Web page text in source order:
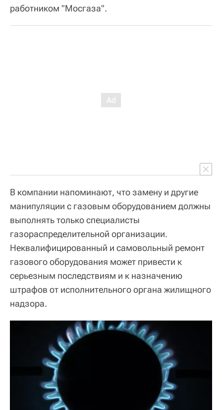
работником "Мосгаза".
В компании напоминают, что замену и другие
манипуляции с газовым оборудованием должны
выполнять только специалисты
газораспределительной организации.
Неквалифицированный и самовольный ремонт
газового оборудования может привести к
серьезным последствиям и к назначению
штрафов от исполнительного органа жилищного
надзора.